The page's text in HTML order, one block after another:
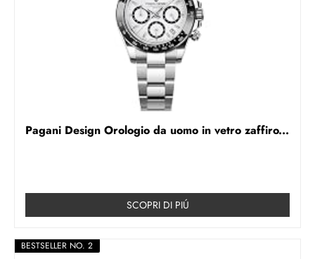
Pagani Design Orologio da uomo in vetro zaffiro...
SCOPRI DI PIÚ
BESTSELLER NO. 2